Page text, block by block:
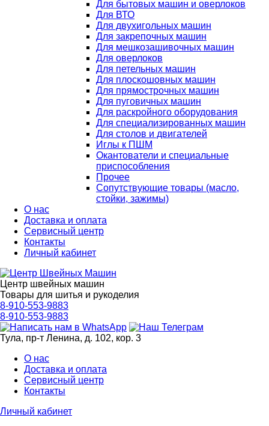
Для бытовых машин и оверлоков
Для ВТО
Для двухигольных машин
Для закрепочных машин
Для мешкозашивочных машин
Для оверлоков
Для петельных машин
Для плоскошовных машин
Для прямострочных машин
Для пуговичных машин
Для раскройного оборудования
Для специализированных машин
Для столов и двигателей
Иглы к ПШМ
Окантователи и специальные
приспособления
Прочее
Сопутствующие товары (масло,
стойки, зажимы)
О нас
Доставка и оплата
Сервисный центр
Контакты
Личный кабинет
Центр швейных машин
Товары для шитья и рукоделия
8-910-553-9883
8-910-553-9883
Тула, пр-т Ленина, д. 102, кор. 3
О нас
Доставка и оплата
Сервисный центр
Контакты
Личный кабинет